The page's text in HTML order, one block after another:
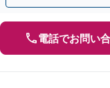
電話でお問い